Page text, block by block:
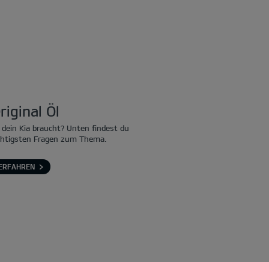
Öl
Kia braucht? Unten findest du
Fragen zum Thema.